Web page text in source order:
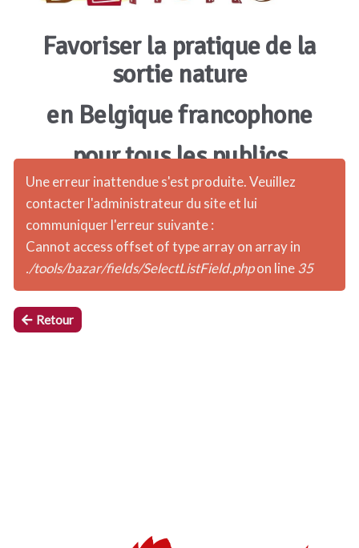
Favoriser la pratique de la
sortie nature
en Belgique francophone
pour tous les publics
Une erreur inattendue s'est produite. Veuillez
contacter l'administrateur du site et lui
communiquer l'erreur suivante :
Cannot access offset of type array on array in
./tools/bazar/fields/SelectListField.phpon line35
Retour